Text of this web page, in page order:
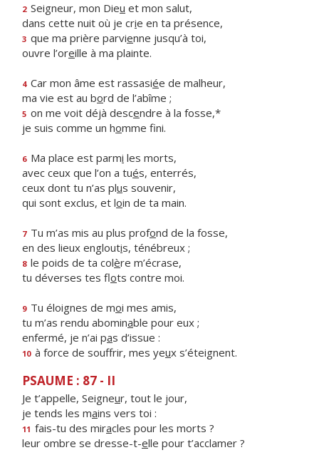
2 Seigneur, mon Dieu et mon salut,
dans cette nuit où je crie en ta présence,
3 que ma prière parvienne jusqu’à toi,
ouvre l’oreille à ma plainte.
4 Car mon âme est rassasiée de malheur,
ma vie est au bord de l’abîme ;
5 on me voit déjà descendre à la fosse,*
je suis comme un homme fini.
6 Ma place est parmi les morts,
avec ceux que l’on a tués, enterrés,
ceux dont tu n’as plus souvenir,
qui sont exclus, et loin de ta main.
7 Tu m’as mis au plus profond de la fosse,
en des lieux engloutis, ténébreux ;
8 le poids de ta colère m’écrase,
tu déverses tes flots contre moi.
9 Tu éloignes de moi mes amis,
tu m’as rendu abominable pour eux ;
enfermé, je n’ai pas d’issue :
10 à force de souffrir, mes yeux s’éteignent.
PSAUME : 87 - II
Je t’appelle, Seigneur, tout le jour,
je tends les mains vers toi :
11 fais-tu des miracles pour les morts ?
leur ombre se dresse-t-elle pour t’acclamer ?